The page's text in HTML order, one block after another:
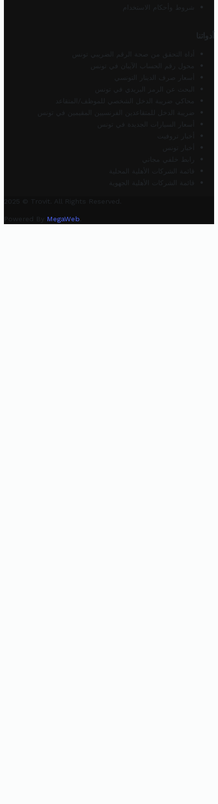
شروط وأحكام الاستخدام
أدواتنا
أداة التحقق من صحة الرقم الضريبي تونس
محول رقم الحساب الآيبان في تونس
أسعار صرف الدينار التونسي
البحث عن الرمز البريدي في تونس
محاكي ضريبة الدخل الشخصي للموظف/المتقاعد
ضريبة الدخل للمتقاعدين الفرنسيين المقيمين في تونس
أسعار السيارات الجديدة في تونس
أخبار تروفيت
أخبار تونس
رابط خلفي مجاني
قائمة الشركات الأهلية المحلية
قائمة الشركات الأهلية الجهوية
2025 © Trovit. All Rights Reserved.
Powered By MegaWeb